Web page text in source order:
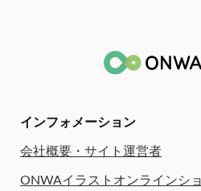
インフォメーション
会社概要・サイト運営者
ONWAイラストオンラインシ